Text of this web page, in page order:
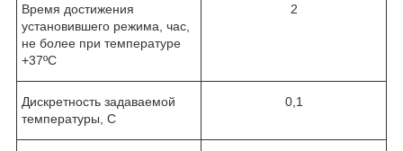
Время достижения
установившего режима, час,
не более при температуре
+37ºС
2
Дискретность задаваемой
температуры, С
0,1